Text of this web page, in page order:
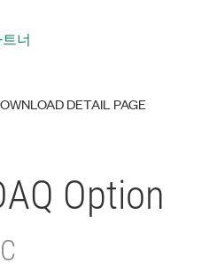
너
DETAIL PAGE
Option